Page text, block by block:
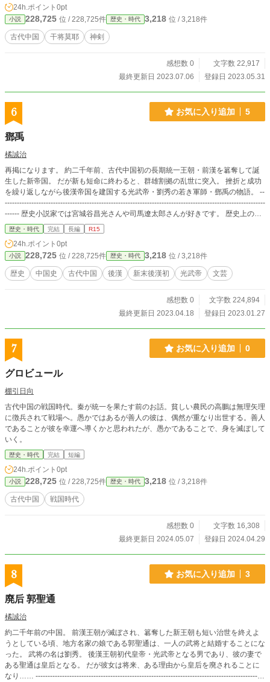
24h.ポイント 0pt
小説 228,725 位 / 228,725件 歴史・時代 3,218 位 / 3,218件
古代中国 干将莫耶 神剣
感想数 0
文字数 22,917
最終更新日 2023.07.06
登録日 2023.05.31
6 お気に入り追加 5
鄧禹
橘誠治
再掲になります。 約二千年前、古代中国初の長期統一王朝・前漢を簒奪して誕
生した新帝国。 だが新も短命に終わると、群雄割拠の乱世に突入。 挫折と成功
を繰り返しながら後漢帝国を建国する光武帝・劉秀の若き軍師・鄧禹の物語。 --
------------------------------------------------------------------------------------------------------------
------ 歴史小説家では宮城谷昌光さんや司馬遼太郎さんが好きです。 歴史上の人
物のことを知るにはやっぱり物語がある方が覚えやすい。 上記のお二人の他に
もいろんな作家さんや、大和和紀さんの「あさきゆめみし」に代表される漫画家
さんにぼくもたくさんお世話になりました。 ぼくは特に古代中国史が好きなの
で題材はそこに求めることが多いですが、その恩返しの気持ちも込めて、自分も
いろんな人に、あまり詳しく知られていない歴史上の人物について物語を通して
伝えてゆきたい。 そんな風に思いながら書いています。
歴史・時代 完結 長編 R15
24h.ポイント 0pt
小説 228,725 位 / 228,725件 歴史・時代 3,218 位 / 3,218件
歴史 中国史 古代中国 後漢 新末後漢初 光武帝 文芸
感想数 0
文字数 224,894
最終更新日 2023.04.18
登録日 2023.01.27
7 お気に入り追加 0
グロビュール
棚引日向
古代中国の戦国時代。秦が統一を果たす前のお話。貧しい農民の高鵬は無理矢理
に徴兵されて戦場へ。愚かではあるが善人の彼は、偶然が重なり出世する。善人
であることが彼を幸運へ導くかと思われたが、愚かであることで、身を滅ぼして
いく。
歴史・時代 完結 短編
24h.ポイント 0pt
小説 228,725 位 / 228,725件 歴史・時代 3,218 位 / 3,218件
古代中国 戦国時代
感想数 0
文字数 16,308
最終更新日 2024.05.07
登録日 2024.04.29
8 お気に入り追加 3
廃后 郭聖通
橘誠治
約二千年前の中国。 前漢王朝が滅ぼされ、簒奪した新王朝も短い治世を終えよ
うとしている頃、地方名家の娘である郭聖通は、一人の武将と結婚することにな
った。 武将の名は劉秀。 後漢王朝初代皇帝・光武帝となる男であり、彼の妻で
ある聖通は皇后となる。 だが彼女は将来、ある理由から皇后を廃されることに
なり…… -----------------------------------------------------------------------------------------------